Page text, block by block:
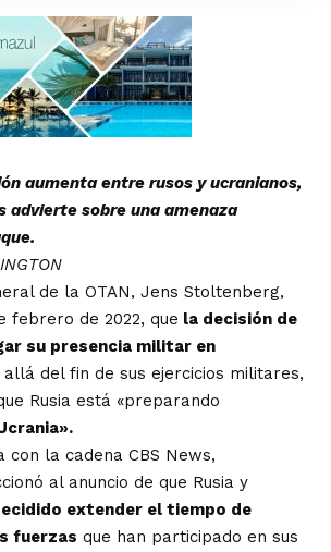
aumenta entre rusos y ucranianos,
advierte sobre una amenaza
de la OTAN, Jens Stoltenberg,
febrero de 2022, que la decisión de
su presencia militar en
allá del fin de sus ejercicios militares,
Rusia está «preparando
con la cadena CBS News,
al anuncio de que Rusia y
extender el tiempo de
fuerzas que han participado en sus